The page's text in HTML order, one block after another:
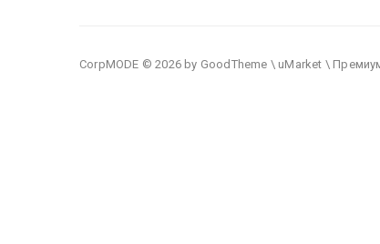
CorpMODE © 2026 by GoodTheme \ uMarket \